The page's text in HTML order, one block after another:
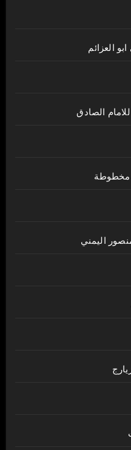
العزائم
الصادق
مخطوطة
اليمني